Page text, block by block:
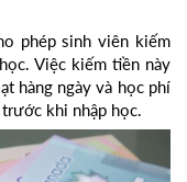
phép sinh viên kiếm
Việc kiếm tiền này
hàng ngày và học phí
khi nhập học.